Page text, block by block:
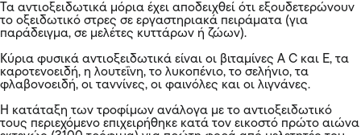
Τα αντιοξειδωτικά μόρια έχει αποδειχθεί ότι εξουδετερώνουν
το οξειδωτικό στρες σε εργαστηριακά πειράματα (για
παράδειγμα, σε μελέτες κυττάρων ή ζώων).
Κύρια φυσικά αντιοξειδωτικά είναι οι βιταμίνες Α C και Ε, τα
καροτενοειδή, η λουτεΐνη, το λυκοπένιο, το σελήνιο, τα
φλαβονοειδή, οι ταννίνες, οι φαινόλες και οι λιγνάνες.
Η κατάταξη των τροφίμων ανάλογα με το αντιοξειδωτικό
τους περιεχόμενο επιχειρήθηκε κατά τον εικοστό πρώτο αιώνα